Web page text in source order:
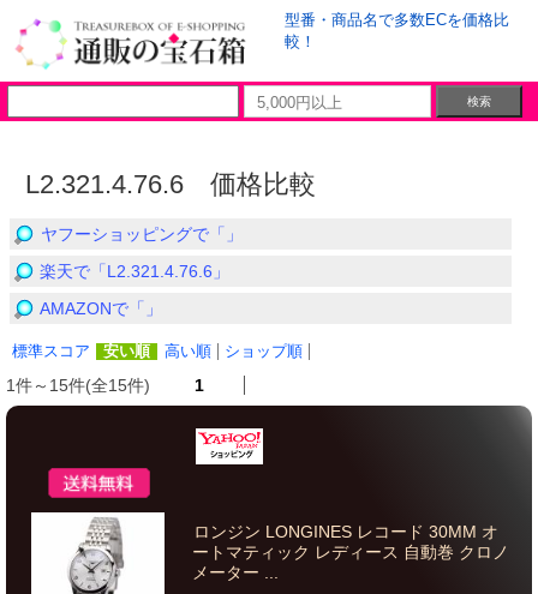
型番・商品名で多数ECを価格比
較！
L2.321.4.76.6 価格比較
ヤフーショッピングで「」
楽天で「L2.321.4.76.6」
AMAZONで「」
標準スコア 安い順 高い順 ショップ順
1件～15件(全15件) 1
ロンジン LONGINES レコード 30MM オ
ートマティック レディース 自動巻 クロノ
メーター ...